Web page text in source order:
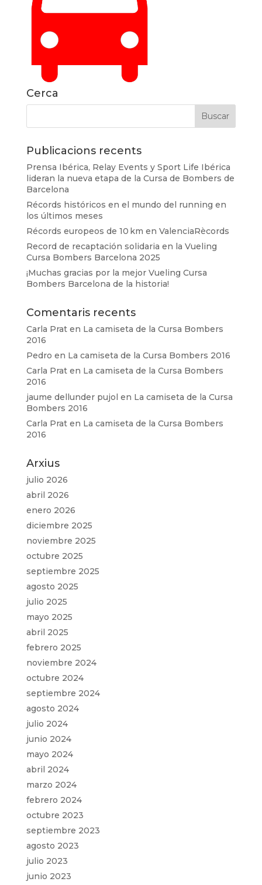
Cerca
Publicacions recents
Prensa Ibérica, Relay Events y Sport Life Ibérica
lideran la nueva etapa de la Cursa de Bombers de
Barcelona
Récords históricos en el mundo del running en
los últimos meses
Récords europeos de 10 km en ValenciaRècords
Record de recaptación solidaria en la Vueling
Cursa Bombers Barcelona 2025
¡Muchas gracias por la mejor Vueling Cursa
Bombers Barcelona de la historia!
Comentaris recents
Carla Praten La camiseta de la Cursa Bombers
2016
Pedro en La camiseta de la Cursa Bombers 2016
Carla Praten La camiseta de la Cursa Bombers
2016
jaume dellunder pujol en La camiseta de la Cursa
Bombers 2016
Carla Praten La camiseta de la Cursa Bombers
2016
Arxius
julio 2026
abril 2026
enero 2026
diciembre 2025
noviembre 2025
octubre 2025
septiembre 2025
agosto 2025
julio 2025
mayo 2025
abril 2025
febrero 2025
noviembre 2024
octubre 2024
septiembre 2024
agosto 2024
julio 2024
junio 2024
mayo 2024
abril 2024
marzo 2024
febrero 2024
octubre 2023
septiembre 2023
agosto 2023
julio 2023
junio 2023